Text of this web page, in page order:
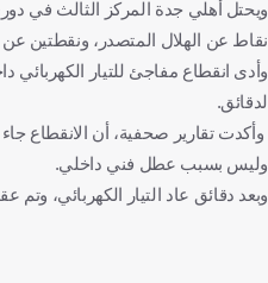
نقاط عن الهلال المتصدر، ونقطتين
وأدى انقطاع مفاجئ للتيار الكهربائي
لدقائق.
وأكدت تقارير صحفية، أن الانقطاع
وليس بسبب عطل فني داخلي.
وبعد دقائق عاد التيار الكهربائي،